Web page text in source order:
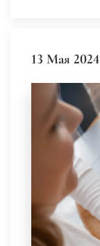
13 Мая 2024